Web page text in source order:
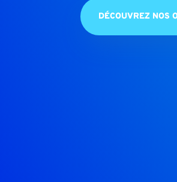
DÉCOUVREZ NOS